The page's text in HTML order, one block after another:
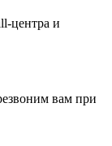
центра и
вам при